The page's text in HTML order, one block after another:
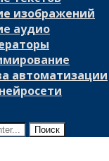
изображений
аудио
автоматизации
Поиск